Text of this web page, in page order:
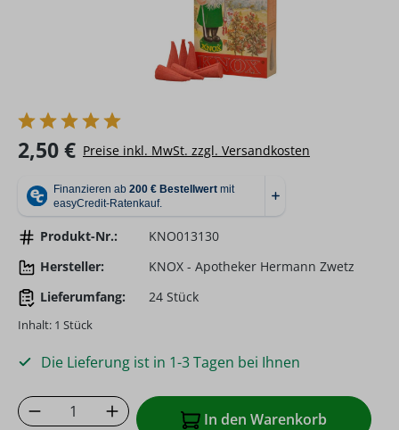
Regulärer Preis:
2,50 € Preise inkl. MwSt. zzgl. Versandkosten
Produkt-Nr.:
KNO013130
Hersteller:
KNOX - Apotheker Hermann Zwetz
Lieferumfang:
24 Stück
Inhalt: 1 Stück
Die Lieferung ist in 1-3 Tagen bei Ihnen
Produkt Anzahl: Gib den gewünschten
In den Warenkorb